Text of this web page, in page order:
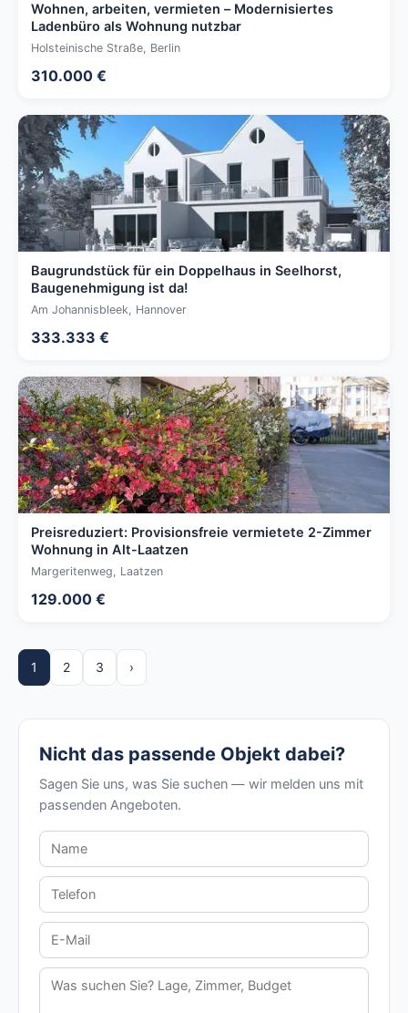
Wohnen, arbeiten, vermieten – Modernisiertes
Ladenbüro als Wohnung nutzbar
Holsteinische Straße, Berlin
310.000 €
Baugrundstück für ein Doppelhaus in Seelhorst,
Baugenehmigung ist da!
Am Johannisbleek, Hannover
333.333 €
Preisreduziert: Provisionsfreie vermietete 2-Zimmer
Wohnung in Alt-Laatzen
Margeritenweg, Laatzen
129.000 €
1 2 3 ›
Nicht das passende Objekt dabei?
Sagen Sie uns, was Sie suchen — wir melden uns mit
passenden Angeboten.